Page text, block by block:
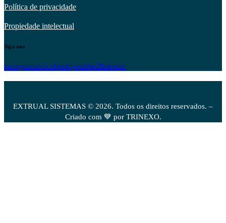
Política de privacidade
Propiedade intelectual
Siga-nos
instagrammfacebookyoutube2linkedin
EXTRUAL SISTEMAS © 2026. Todos os direitos reservados. –
Criado com 💙 por TRINEXO.